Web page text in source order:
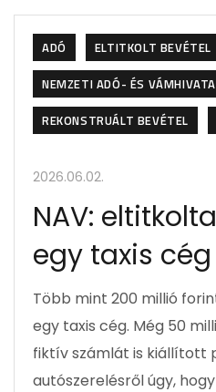
ADÓ ELTITKOLT BEVÉTEL
NEMZETI ADÓ- ÉS
REKONSTRUÁLT BEVÉTEL
2026.06.02.
NAV:
egy taxis cég
Több mint 200 millió
egy taxis cég. Még 50
fiktív számlát is kiállított
autószerelésről úgy,